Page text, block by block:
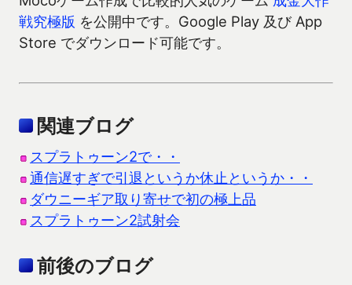
戦究極版 を公開中です。Google Play 及び App
Store でダウンロード可能です。
関連ブログ
スプラトゥーン2で・・
通信遅すぎで引退というか休止というか・・
ダウニーギア取り寄せで初の極上品
スプラトゥーン2試射会
前後のブログ